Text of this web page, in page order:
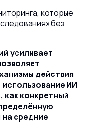
которые
без
действия
ИИ
как конкретный
на средние